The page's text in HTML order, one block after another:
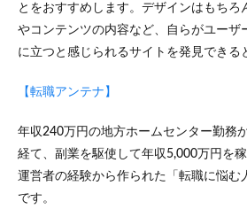
とをおすすめします。デザインはもちろ
やコンテンツの内容など、自らがユーザ
に立つと感じられるサイトを発見できる
【転職アンテナ】
年収240万円の地方ホームセンター勤務
経て、副業を駆使して年収5,000万円を
運営者の経験から作られた「転職に悩む
です。